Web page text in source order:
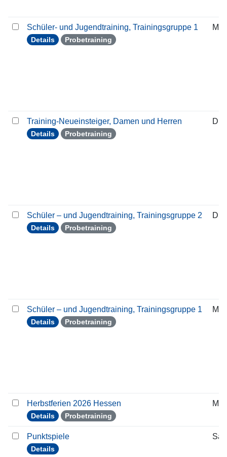
Schüler- und Jugendtraining, Trainingsgruppe 1
Details Probetraining
Training-Neueinsteiger, Damen und Herren
Details Probetraining
Schüler – und Jugendtraining, Trainingsgruppe 2
Details Probetraining
Schüler – und Jugendtraining, Trainingsgruppe 1
Details Probetraining
Herbstferien 2026 Hessen
Details Probetraining
Punktspiele
Details